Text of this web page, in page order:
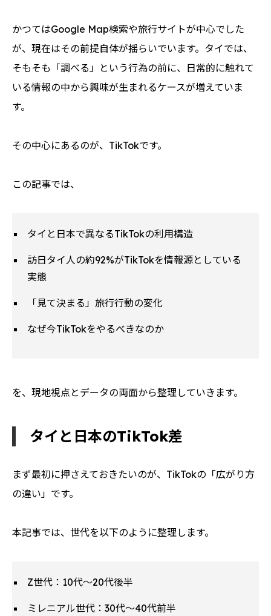
かつてはGoogle Map検索や旅行サイトが中心でした
が、現在はその前提自体が揺らいでいます。タイでは、
そもそも「調べる」という行為の前に、日常的に触れて
いる情報の中から興味が生まれるケースが増えていま
す。
その中心にあるのが、TikTokです。
この記事では、
タイと日本で異なるTikTokの利用構造
訪日タイ人の約92%がTikTokを情報源としている
実態
「見て決まる」旅行行動の変化
なぜ今TikTokをやるべきなのか
を、現地視点とデータの両面から整理していきます。
タイと日本のTikTok差
まず最初に押さえておきたいのが、TikTokの「広がり方
の違い」です。
本記事では、世代を以下のように整理します。
Z世代：10代〜20代後半
ミレニアル世代：30代〜40代前半